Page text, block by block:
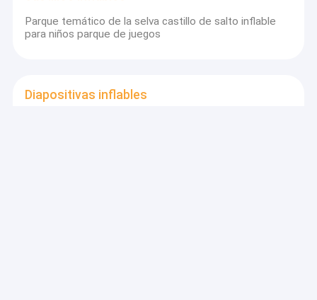
Parque temático de la selva castillo de salto inflable
para niños parque de juegos
Diapositivas inflables